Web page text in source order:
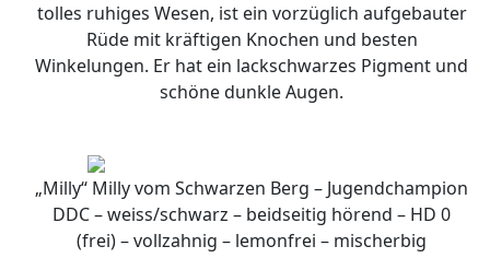
tolles ruhiges Wesen, ist ein vorzüglich aufgebauter
Rüde mit kräftigen Knochen und besten
Winkelungen. Er hat ein lackschwarzes Pigment und
schöne dunkle Augen.
„Milly“ Milly vom Schwarzen Berg – Jugendchampion
DDC – weiss/schwarz – beidseitig hörend – HD 0
(frei) – vollzahnig – lemonfrei – mischerbig